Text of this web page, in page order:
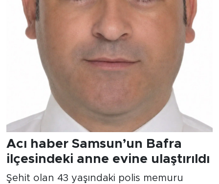
Acı haber Samsun’un Bafra
ilçesindeki anne evine ulaştırıldı
Şehit olan 43 yaşındaki polis memuru